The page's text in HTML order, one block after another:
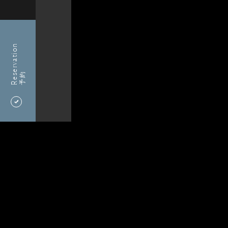
Reservation予約